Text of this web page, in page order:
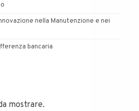
nella Manutenzione e nei
bancaria
mostrare.